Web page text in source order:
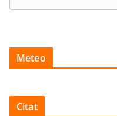
Meteo
Citat